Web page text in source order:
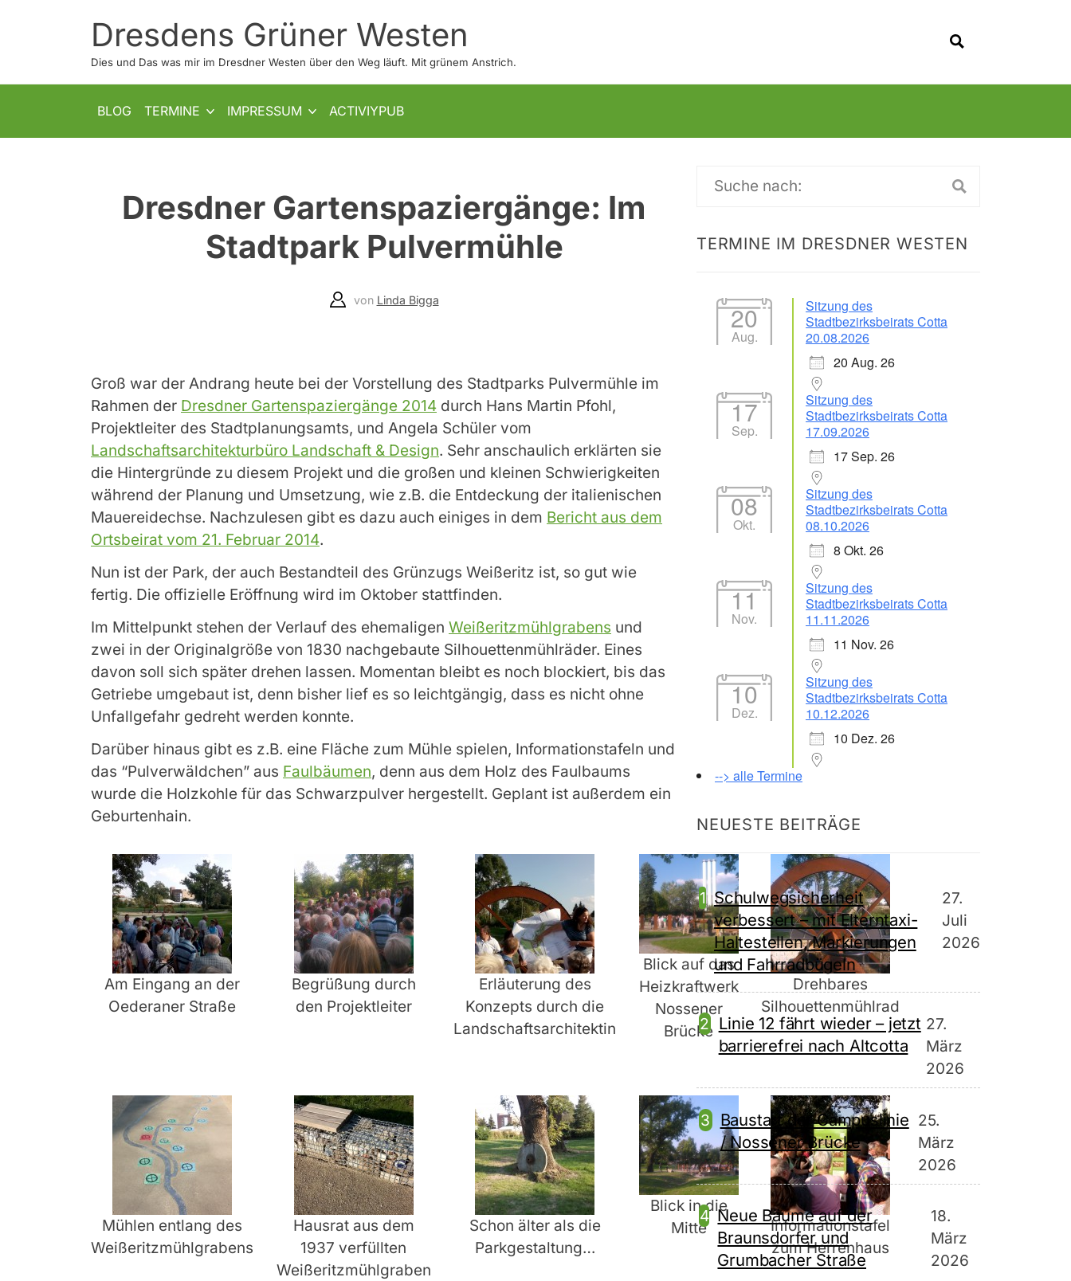
Dresdens Grüner Westen
Dies und Das was mir im Dresdner Westen über den Weg läuft. Mit grünem Anstrich.
SUCHEN
BLOG TERMINE SHOW SUB MENU
IMPRESSUM SHOW SUB MENU
ACTIVIYPUB
Dresdner Gartenspaziergänge: Im
Stadtpark Pulvermühle
von Linda Bigga
Groß war der Andrang heute bei der Vorstellung des Stadtparks Pulvermühle im
Rahmen der Dresdner Gartenspaziergänge 2014 durch Hans Martin Pfohl,
Projektleiter des Stadtplanungsamts, und Angela Schüler vom
Landschaftsarchitekturbüro Landschaft & Design. Sehr anschaulich erklärten sie
die Hintergründe zu diesem Projekt und die großen und kleinen Schwierigkeiten
während der Planung und Umsetzung, wie z.B. die Entdeckung der italienischen
Mauereidechse. Nachzulesen gibt es dazu auch einiges in dem Bericht aus dem
Ortsbeirat vom 21. Februar 2014.
Nun ist der Park, der auch Bestandteil des Grünzugs Weißeritz ist, so gut wie
fertig. Die offizielle Eröffnung wird im Oktober stattfinden.
Im Mittelpunkt stehen der Verlauf des ehemaligen Weißeritzmühlgrabens und
zwei in der Originalgröße von 1830 nachgebaute Silhouettenmühlräder. Eines
davon soll sich später drehen lassen. Momentan bleibt es noch blockiert, bis das
Getriebe umgebaut ist, denn bisher lief es so leichtgängig, dass es nicht ohne
Unfallgefahr gedreht werden konnte.
Darüber hinaus gibt es z.B. eine Fläche zum Mühle spielen, Informationstafeln und
das “Pulverwäldchen” aus Faulbäumen, denn aus dem Holz des Faulbaums
wurde die Holzkohle für das Schwarzpulver hergestellt. Geplant ist außerdem ein
Geburtenhain.
Am Eingang an der
Oederaner Straße
Begrüßung durch
den Projektleiter
Erläuterung des
Konzepts durch die
Landschaftsarchitektin
Blick auf das
Heizkraftwerk
Nossener
Brücke
Drehbares
Silhouettenmühlrad
Mühlen entlang des
Weißeritzmühlgrabens
Hausrat aus dem
1937 verfüllten
Weißeritzmühlgraben
Schon älter als die
Parkgestaltung…
Blick in die
Mitte
Informationstafel
zum Herrenhaus
Suche
TERMINE IM DRESDNER WESTEN
20
Aug.
Sitzung des
Stadtbezirksbeirats Cotta
20.08.2026
20 Aug. 26
17
Sep.
Sitzung des
Stadtbezirksbeirats Cotta
17.09.2026
17 Sep. 26
08
Okt.
Sitzung des
Stadtbezirksbeirats Cotta
08.10.2026
8 Okt. 26
11
Nov.
Sitzung des
Stadtbezirksbeirats Cotta
11.11.2026
11 Nov. 26
10
Dez.
Sitzung des
Stadtbezirksbeirats Cotta
10.12.2026
10 Dez. 26
--> alle Termine
NEUESTE BEITRÄGE
Schulwegsicherheit
verbessert – mit Elterntaxi-
Haltestellen, Markierungen
und Fahrradbügeln
27.
Juli
2026
Linie 12 fährt wieder – jetzt
barrierefrei nach Altcotta
27.
März
2026
Baustart der Campuslinie
/ Nossener Brücke
25.
März
2026
Neue Bäume auf der
Braunsdorfer und
Grumbacher Straße
18.
März
2026